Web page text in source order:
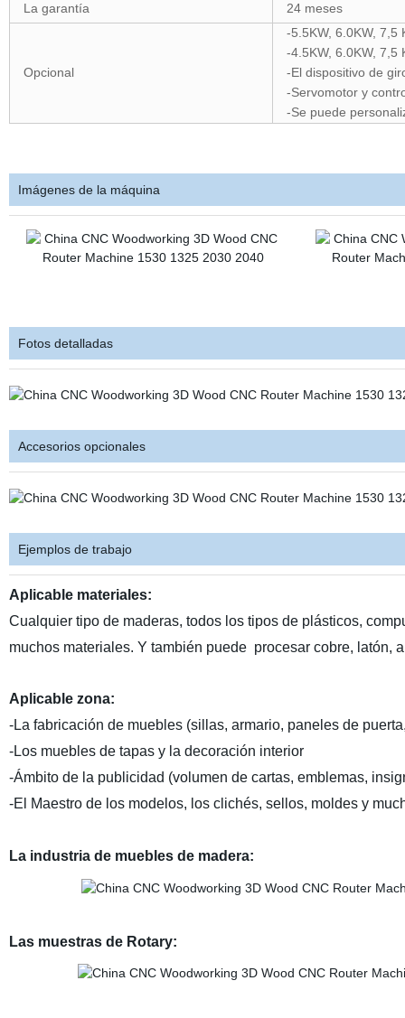
La garantía
24 meses
Opcional
-5.5KW, 6.0KW, 7,5
-4.5KW, 6.0KW, 7,5
-El dispositivo de
-Servomotor y
-Se puede
Imágenes de la máquina
Fotos detalladas
Accesorios opcionales
Ejemplos de trabajo
Aplicable materiales:
Cualquier tipo de maderas, todos los tipos de plásticos,
muchos materiales. Y también puede procesar cobre, latón,
Aplicablezona:
-La fabricación de muebles (sillas, armario, paneles de
-Los muebles de tapas y la decoración interior
-Ámbito de la publicidad (volumen de cartas, emblemas,
-El Maestro de los modelos, los clichés, sellos, moldes y
La industria de muebles de madera:
Las muestras de Rotary: